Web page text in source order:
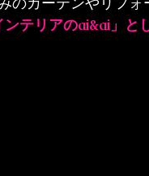
テリアのai&ai」と